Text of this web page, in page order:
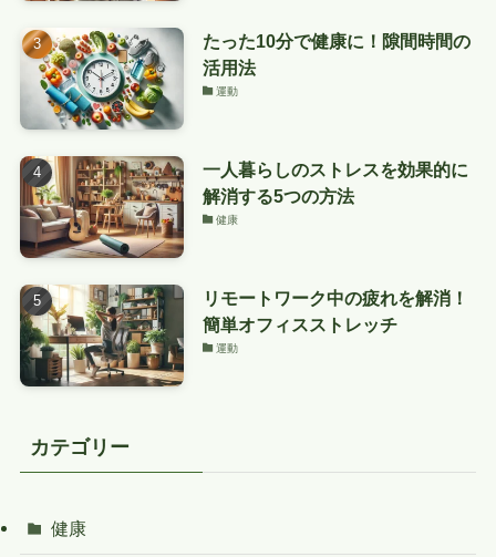
たった10分で健康に！隙間時間の
活用法
運動
一人暮らしのストレスを効果的に
解消する5つの方法
健康
リモートワーク中の疲れを解消！
簡単オフィスストレッチ
運動
カテゴリー
健康